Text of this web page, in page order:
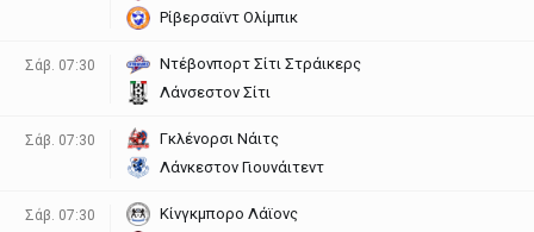
Ρίβερσαϊντ Ολίμπικ
Σάβ. 07:30
Ντέβονπορτ Σίτι Στράικερς
Λάνσεστον Σίτι
Σάβ. 07:30
Γκλένορσι Νάιτς
Λάνκεστον Γιουνάιτεντ
Σάβ. 07:30
Κίνγκμπορο Λάϊονς